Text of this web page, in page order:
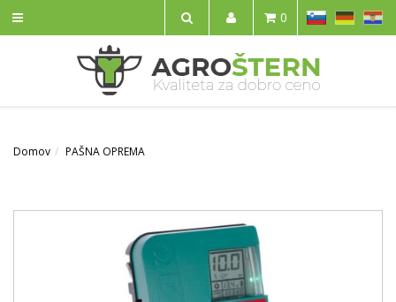
IŠČI
SL HR
0
Domov PAŠNA OPREMA